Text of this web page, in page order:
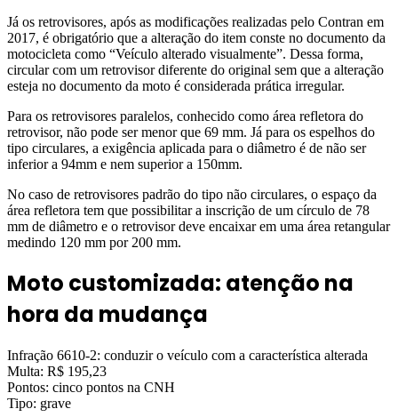
Já os retrovisores, após as modificações realizadas pelo Contran em
2017, é obrigatório que a alteração do item conste no documento da
motocicleta como “Veículo alterado visualmente”. Dessa forma,
circular com um retrovisor diferente do original sem que a alteração
esteja no documento da moto é considerada prática irregular.
Para os retrovisores paralelos, conhecido como área refletora do
retrovisor, não pode ser menor que 69 mm. Já para os espelhos do
tipo circulares, a exigência aplicada para o diâmetro é de não ser
inferior a 94mm e nem superior a 150mm.
No caso de retrovisores padrão do tipo não circulares, o espaço da
área refletora tem que possibilitar a inscrição de um círculo de 78
mm de diâmetro e o retrovisor deve encaixar em uma área retangular
medindo 120 mm por 200 mm.
Moto customizada: atenção na
hora da mudança
Infração 6610-2: conduzir o veículo com a característica alterada
Multa: R$ 195,23
Pontos: cinco pontos na CNH
Tipo: grave